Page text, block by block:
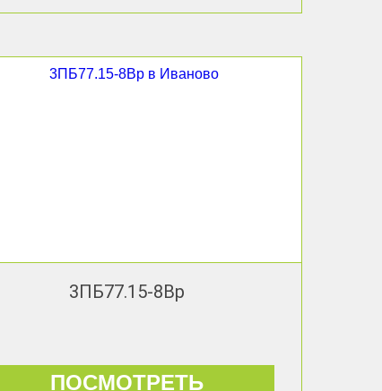
3ПБ77.15-8Вр
ПОСМОТРЕТЬ